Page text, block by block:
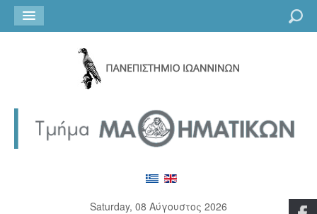
Saturday, 08 Αύγουστος 2026